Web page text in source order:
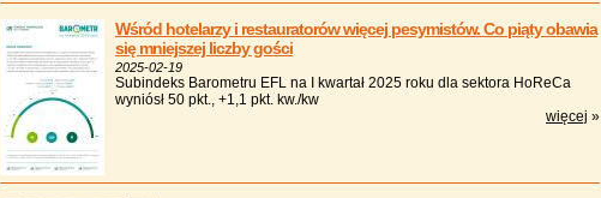
Wśród hotelarzy i restauratorów więcej pesymistów. Co piąty obawia
się mniejszej liczby gości
2025-02-19
Subindeks Barometru EFL na I kwartał 2025 roku dla sektora HoReCa
wyniósł 50 pkt., +1,1 pkt. kw./kw
więcej »